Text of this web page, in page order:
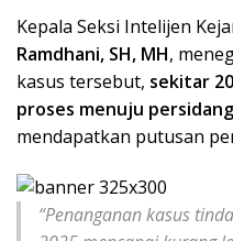
Kepala Seksi Intelijen
Ramdhani, SH, MH,
kasus tersebut, sekitar
proses menuju
mendapatkan putusan
“Penanganan kasus